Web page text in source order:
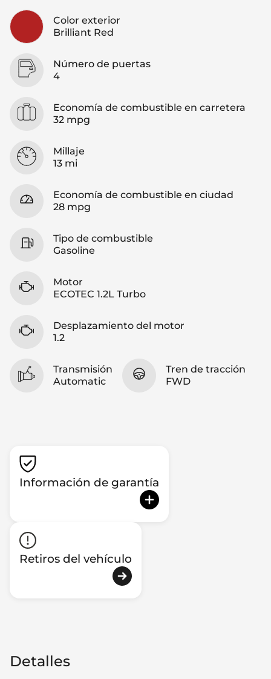
Color exterior
Brilliant Red
Número de puertas
4
Economía de combustible en carretera
32 mpg
Millaje
13 mi
Economía de combustible en ciudad
28 mpg
Tipo de combustible
Gasoline
Motor
ECOTEC 1.2L Turbo
Desplazamiento del motor
1.2
Transmisión
Automatic
Tren de tracción
FWD
Información de garantía
Retiros del vehículo
Detalles